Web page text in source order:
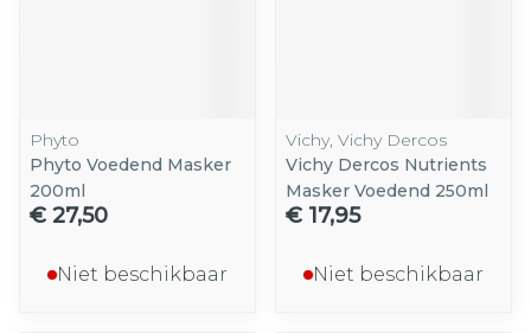
Phyto
Phyto Voedend Masker
200ml
€ 27,50
Niet beschikbaar
Vichy, Vichy Dercos
Vichy Dercos Nutrients
Masker Voedend 250ml
€ 17,95
Niet beschikbaar